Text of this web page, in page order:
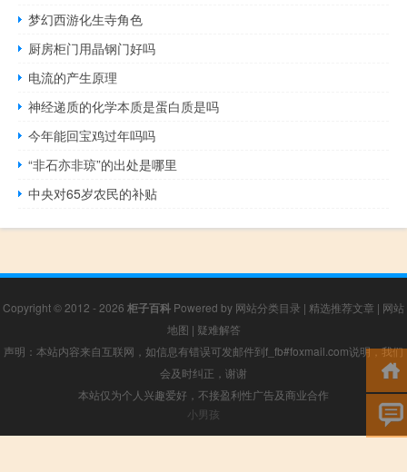
梦幻西游化生寺角色
厨房柜门用晶钢门好吗
电流的产生原理
神经递质的化学本质是蛋白质是吗
今年能回宝鸡过年吗吗
“非石亦非琼”的出处是哪里
中央对65岁农民的补贴
Copyright © 2012 - 2026 柜子百科 Powered by 网站分类目录 | 精选推荐文章 | 网站
地图 | 疑难解答
声明：本站内容来自互联网，如信息有错误可发邮件到f_fb#foxmail.com说明，我们
会及时纠正，谢谢
本站仅为个人兴趣爱好，不接盈利性广告及商业合作
小男孩